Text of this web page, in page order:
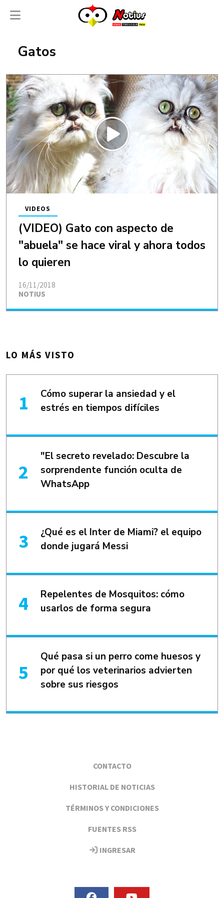
Gatos
(VIDEO) Gato con aspecto de
"abuela" se hace viral y ahora todos
lo quieren
NOTIUS
VIDEOS
16/11/2018
LO MÁS VISTO
Cómo superar la ansiedad y el
estrés en tiempos difíciles
"El secreto revelado: Descubre la
sorprendente función oculta de
WhatsApp
¿Qué es el Inter de Miami? el equipo
donde jugará Messi
Repelentes de Mosquitos: cómo
usarlos de forma segura
Qué pasa si un perro come huesos y
por qué los veterinarios advierten
sobre sus riesgos
CONTACTO
HISTORIAL DE NOTICIAS
TÉRMINOS Y CONDICIONES
FUENTES RSS
INGRESAR